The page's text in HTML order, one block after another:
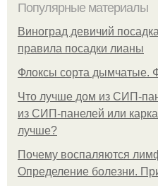
Популярные материалы
Виноград девичий
правила посадки лианы
Флоксы сорта дымчатые.
Что лучше дом из СИП-
из СИП-панелей или
лучше?
Почему воспаляются
Определение болезни.